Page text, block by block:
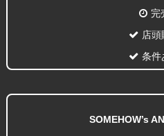
完
店頭
条件
SOMEHOW’s